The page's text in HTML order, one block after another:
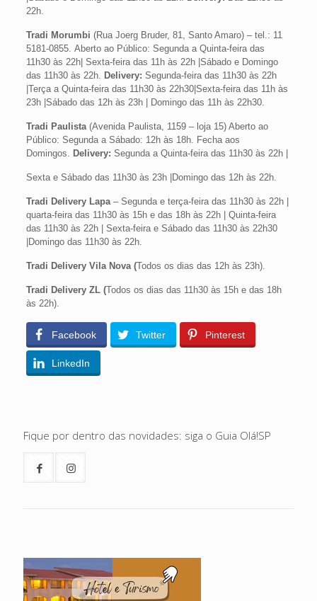
22h.
Tradi Morumbi (Rua Joerg Bruder, 81, Santo Amaro) – tel.: 11
5181-0855. Aberto ao Público: Segunda a Quinta-feira das
11h30 às 22h| Sexta-feira das 11h às 22h |Sábado e Domingo
das 11h30 às 22h.
Delivery: Segunda-feira das 11h30 às 22h
|Terça a Quinta-feira das 11h30 às 22h30|Sexta-feira das 11h às
23h |Sábado das 12h às 23h | Domingo das 11h às 22h30.
Tradi Paulista (Avenida Paulista, 1159 – loja 15) Aberto ao
Público: Segunda a Sábado: 12h às 18h. Fecha aos
Domingos.
Delivery: Segunda a Quinta-feira das 11h30 às 22h |
Sexta e Sábado das 11h30 às 23h |Domingo das 12h às 22h.
Tradi Delivery Lapa– Segunda e terça-feira das 11h30 às 22h |
quarta-feira das 11h30 às 15h e das 18h às 22h | Quinta-feira
das 11h30 às 22h | Sexta-feira e Sábado das 11h30 às 22h30
|Domingo das 11h30 às 22h.
Tradi Delivery Vila Nova (Todos os dias das 12h às 23h).
Tradi Delivery ZL (Todos os dias das 11h30 às 15h e das 18h
às 22h).
Facebook Twitter Pinterest
LinkedIn
Fique por dentro das novidades: siga o Guia Olá!SP